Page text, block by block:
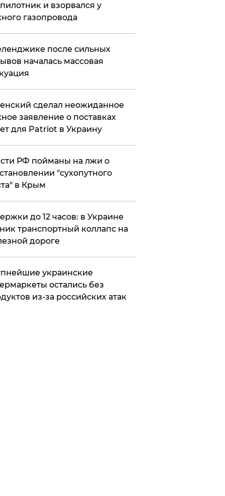
и взорвался у
газопровода
после сильных
началась массовая
сделал неожиданное
заявление о поставках
для Patriot в Украину
РФ пойманы на лжи о
"сухопутного
в Крым
до 12 часов: в Украине
транспортный коллапс на
дороге
украинские
остались без
из-за российских атак